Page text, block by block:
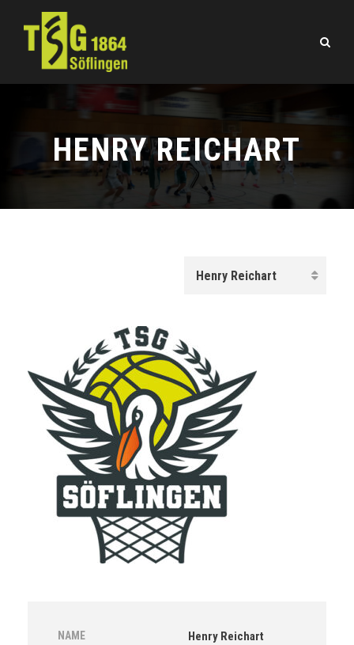
HENRY REICHART
NAME Henry Reichart